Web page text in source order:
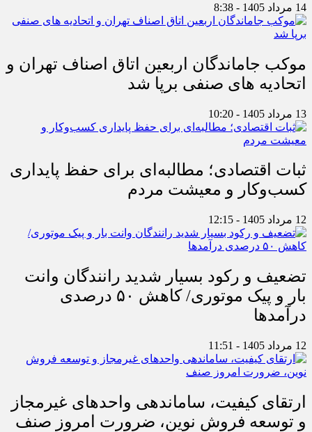
14 مرداد 1405 - 8:38
موکب جاماندگان اربعین اتاق اصناف تهران و
اتحادیه های صنفی برپا شد
13 مرداد 1405 - 10:20
ثبات اقتصادی؛ مطالبه‌ای برای حفظ پایداری
کسب‌وکار و معیشت مردم
12 مرداد 1405 - 12:15
تضعیف و رکود بسیار شدید رانندگان وانت
بار و پیک موتوری/ کاهش ۵۰ درصدی
درآمدها
12 مرداد 1405 - 11:51
ارتقای کیفیت، ساماندهی واحدهای غیرمجاز
و توسعه فروش نوین، ضرورت امروز صنف